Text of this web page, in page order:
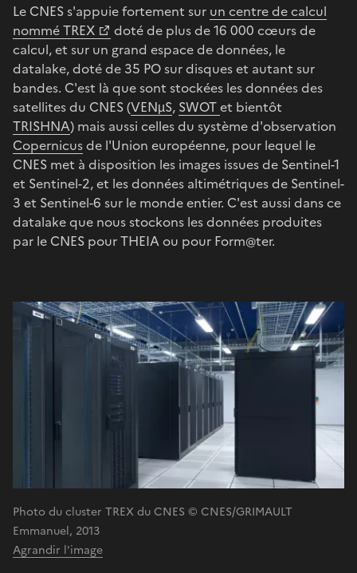
Le CNES s'appuie fortement sur un centre de calcul
nommé TREX
doté de plus de 16 000 cœurs de
calcul, et sur un grand espace de données, le
datalake, doté de 35 PO sur disques et autant sur
bandes. C'est là que sont stockées les données des
satellites du CNES (VENµS, SWOTet bientôt
TRISHNA) mais aussi celles du système d'observation
Copernicusde l'Union européenne, pour lequel le
CNES met à disposition les images issues de Sentinel-1
et Sentinel-2, et les données altimétriques de Sentinel-
3 et Sentinel-6 sur le monde entier. C'est aussi dans ce
datalake que nous stockons les données produites
par le CNES pour THEIA ou pour Form@ter.
Photo du cluster TREX du CNES © CNES/GRIMAULT
Emmanuel, 2013
Agrandir l'image